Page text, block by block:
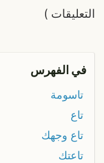
التعليقات )
في الفهرس
تاسومة
تاع
تاع وجهك
تاعتك